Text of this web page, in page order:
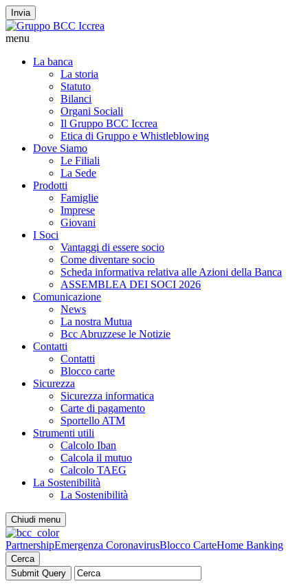
Invia
menu
La banca
La storia
Statuto
Bilanci
Organi Sociali
Il Gruppo BCC Iccrea
Etica di Gruppo e Whistleblowing
Dove Siamo
Le Filiali
La Sede
Prodotti
Famiglie
Imprese
Giovani
I Soci
Vantaggi di essere socio
Come diventare socio
Scheda informativa relativa alle Azioni della Banca
ASSEMBLEA DEI SOCI 2026
Comunicazione
News
La nostra Mutua
Bcc Abruzzese le Notizie
Contatti
Contatti
Blocco carte
Sicurezza
Sicurezza informatica
Carte di pagamento
Sportello ATM
Strumenti utili
Calcolo Iban
Calcola il mutuo
Calcolo TAEG
La Sostenibilità
La Sostenibilità
Chiudi menu
PartnershipEmergenza CoronavirusBlocco CarteHome Banking
Cerca